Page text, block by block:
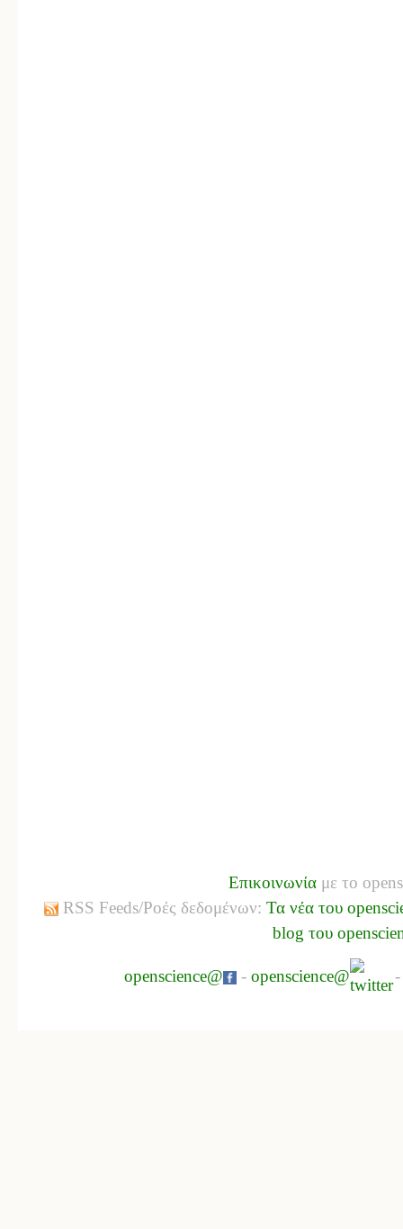
Επικοινωνία με το
RSS Feeds/Ροές δεδομένων: Τα νέα του
blog του
openscience@ - openscience@